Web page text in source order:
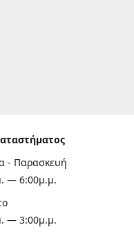
- Παρασκευή
— 6:00μ.μ.
— 3:00μ.μ.